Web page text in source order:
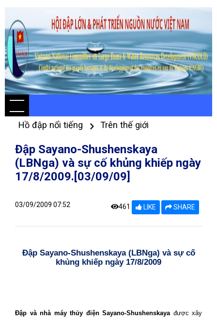
Hồ đập nổi tiếng Trên thế giới
Đập Sayano-Shushenskaya
(LBNga) và sự cố khủng khiếp ngày
17/8/2009.[03/09/09]
03/09/2009 07:52 461 LIKE SHARE
Đập Sayano-Shushenskaya (LBNga) và sự cố
khủng khiếp ngày 17/8/2009
Đập và nhà máy thủy điện Sayano-Shushenskayađược xây